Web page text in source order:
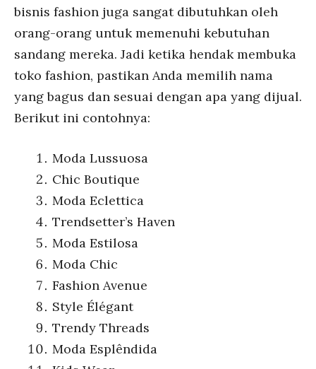
bisnis fashion juga sangat dibutuhkan oleh
orang-orang untuk memenuhi kebutuhan
sandang mereka. Jadi ketika hendak membuka
toko fashion, pastikan Anda memilih nama
yang bagus dan sesuai dengan apa yang dijual.
Berikut ini contohnya:
Moda Lussuosa
Chic Boutique
Moda Eclettica
Trendsetter’s Haven
Moda Estilosa
Moda Chic
Fashion Avenue
Style Élégant
Trendy Threads
Moda Esplêndida